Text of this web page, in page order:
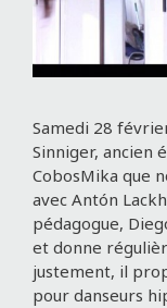
Samedi 28
Sinniger, ancien
CobosMika que
avec Antón
pédagogue,
et donne
justement, il
pour danseurs